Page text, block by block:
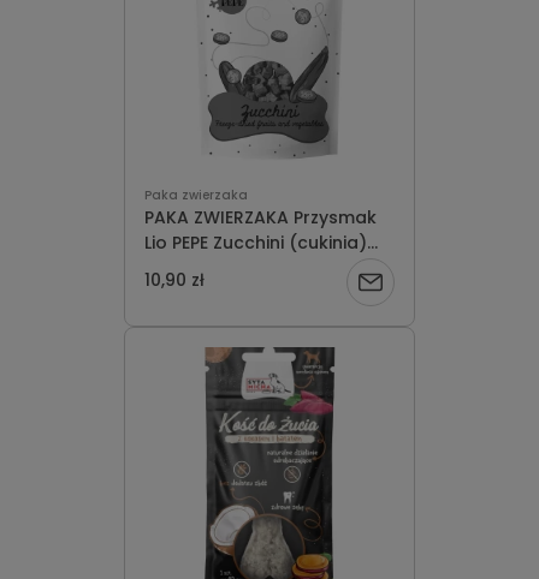
Paka zwierzaka
PAKA ZWIERZAKA Przysmak
Lio PEPE Zucchini (cukinia)
20g
10,90 zł
Powiadom
o